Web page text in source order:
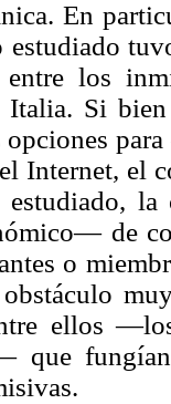
En
estudiado
entre los
Italia. Si
Internet, el
la
de
o
ellos
que